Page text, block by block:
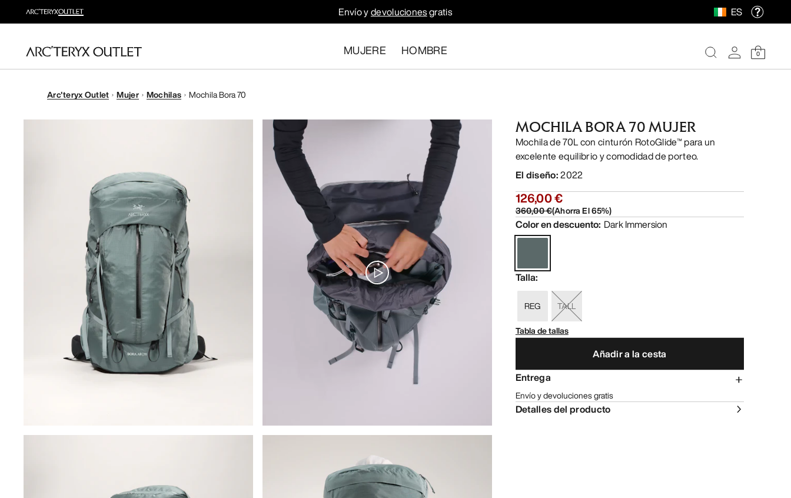
Envío ydevolucionesgratis ES
MUJERE HOMBRE 0
Arc'teryx Outlet Mujer Mochilas Mochila Bora 70
MOCHILA BORA 70 MUJER
Mochila de 70L con cinturón RotoGlide™ para un
excelente equilibrio y comodidad de porteo.
El diseño:2022
126,00 €
360,00 €(Ahorra El65%)
Color en descuento: Dark Immersion
Talla:
REG
TALL
Tabla de tallas
Añadir a la cesta
Entrega
Envío y devoluciones gratis
Detalles del producto